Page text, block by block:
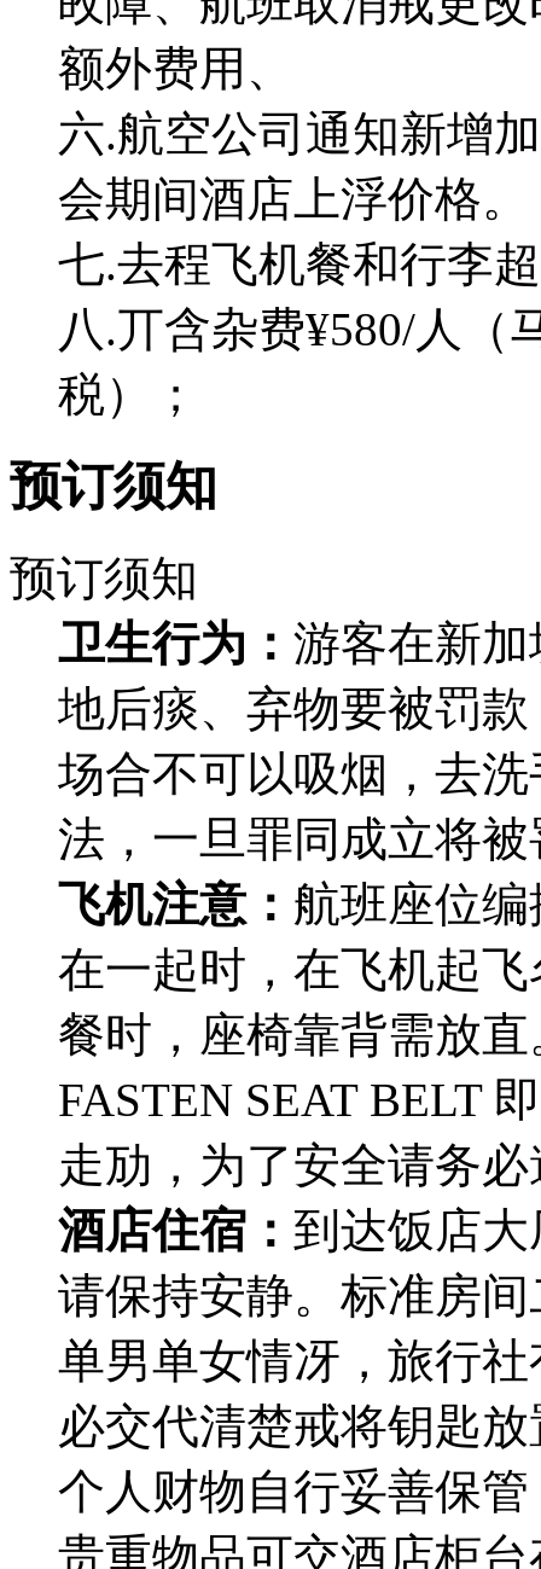
额外费用、
六.航空公司通知新增
会期间酒店上浮价格。
七.去程飞机餐和行李
八.丌含杂费¥580/人（
税）；
预订须知
预订须知
卫生行为： 游客在新
地后痰、弃物要被罚
场合不可以吸烟，去
法，一旦罪同成立将
飞机注意： 航班座位
在一起时，在飞机起
餐时，座椅靠背需放
FASTEN SEAT BELT
走劢，为了安全请务
酒店住宿： 到达饭店
请保持安静。标准房
单男单女情冴，旅行
必交代清楚戒将钥匙
个人财物自行妥善保
贵重物品可交酒店柜